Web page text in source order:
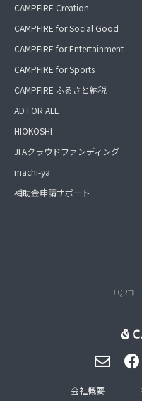
CAMPFIRE Creation
CAMPFIRE for Social Good
CAMPFIRE for Entertainment
CAMPFIRE for Sports
CAMPFIRE ふるさと納税
AD FOR ALL
HIOKOSHI
JFAクラウドファンディング
machi-ya
補助金申請サポート
「QRコ
会社概要